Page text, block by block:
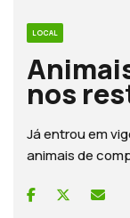
LOCAL
nos
Já entrou em
animais de